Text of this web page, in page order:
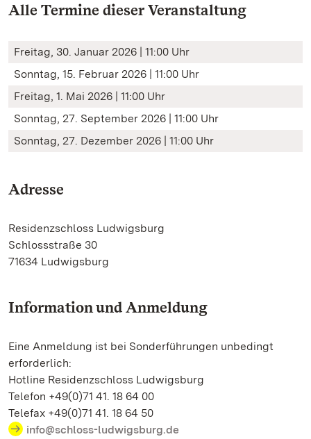
Alle Termine dieser Veranstaltung
Freitag, 30. Januar 2026 | 11:00 Uhr
Sonntag, 15. Februar 2026 | 11:00 Uhr
Freitag, 1. Mai 2026 | 11:00 Uhr
Sonntag, 27. September 2026 | 11:00 Uhr
Sonntag, 27. Dezember 2026 | 11:00 Uhr
Adresse
Residenzschloss Ludwigsburg
Schlossstraße 30
71634 Ludwigsburg
Information und Anmeldung
Eine Anmeldung ist bei Sonderführungen unbedingt
erforderlich:
Hotline Residenzschloss Ludwigsburg
Telefon +49(0)71 41. 18 64 00
Telefax +49(0)71 41. 18 64 50
info@schloss-ludwigsburg.de